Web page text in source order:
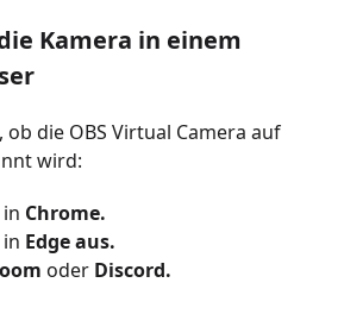
Kamera in einem
die OBS Virtual Camera auf
wird:
Chrome.
Edge aus.
oder Discord.